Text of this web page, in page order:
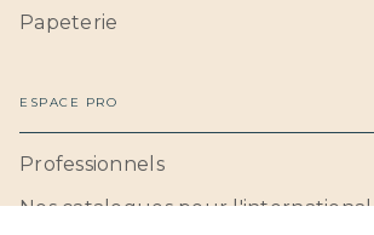
Papeterie
ESPACE PRO
Professionnels
Nos catalogues pour l'international